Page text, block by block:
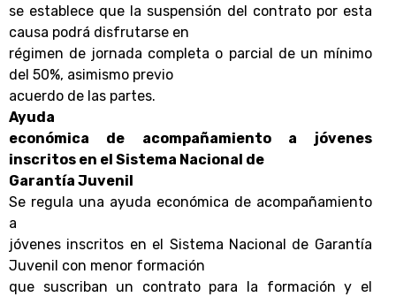
se establece que la suspensión del contrato por esta
causa podrá disfrutarse en
régimen de jornada completa o parcial de un mínimo
del 50%, asimismo previo
acuerdo de las partes.
Ayuda
económica de acompañamiento a jóvenes
inscritos en el Sistema Nacional de
Garantía Juvenil
Se regula una ayuda económica de acompañamiento
a
jóvenes inscritos en el Sistema Nacional de Garantía
Juvenil con menor formación
que suscriban un contrato para la formación y el